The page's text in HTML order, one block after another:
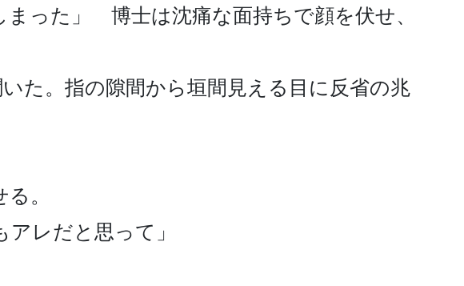
った」　博士は沈痛な面持ちで顔を伏せ、
た。指の隙間から垣間見える目に反省の兆
。
レだと思って」